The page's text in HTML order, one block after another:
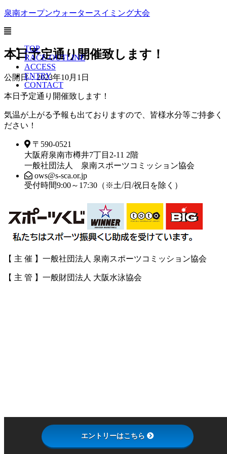
泉南オープンウォータースイミング大会
TOP
RACE-OUTLINE
ACCESS
ENTRY
CONTACT
本日予定通り開催致します！
公開日：2023年10月1日
本日予定通り開催致します！
気温が上がる予報も出ておりますので、皆様水分等ご持参く
ださい！
〒590-0521
大阪府泉南市樽井7丁目2-11 2階
一般社団法人 泉南スポーツコミッション協会
ows@s-sca.or.jp
受付時間9:00～17:30（※土/日/祝日を除く）​
【 主 催 】一般社団法人 泉南スポーツコミッション協会
【 主 管 】一般財団法人 大阪水泳協会
エントリーはこちら